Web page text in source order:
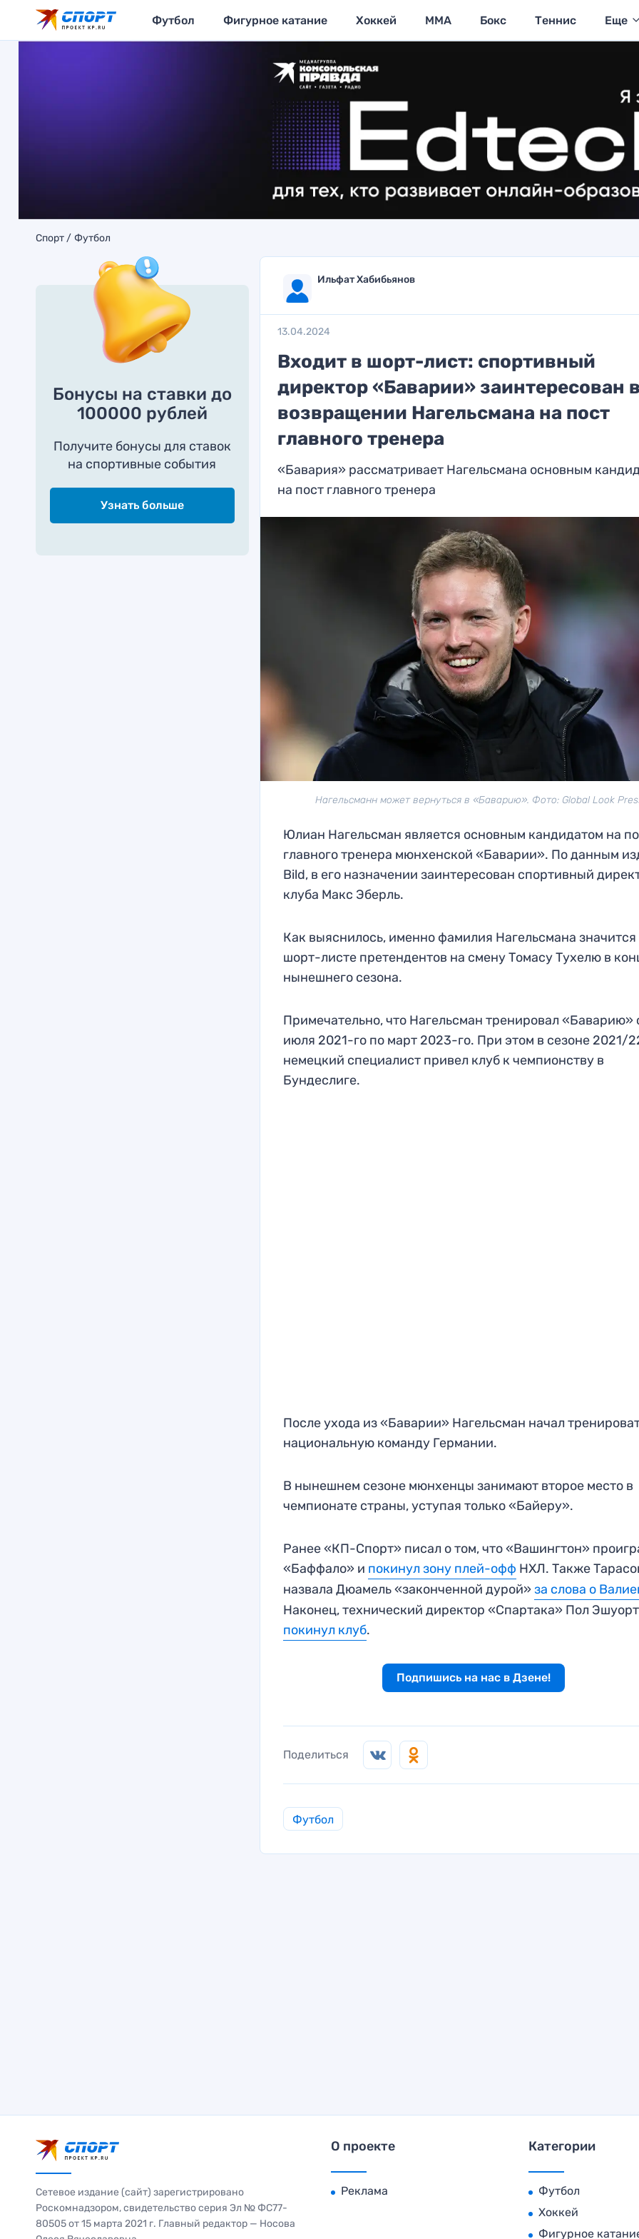
Футбол Фигурное катание Хоккей MMA Бокс Теннис Еще
Спорт Футбол
Бонусы на ставки до
100000 рублей
Получите бонусы для ставок
на спортивные события
Узнать больше
Ильфат Хабибьянов
13.04.2024
Входит в шорт-лист: спортивный
директор «Баварии» заинтересован
возвращении Нагельсмана на пост
главного тренера
«Бавария» рассматривает Нагельсмана основным
на пост главного тренера
Нагельсманн может вернуться в «Баварию». Фото: Global Look
Юлиан Нагельсман является основным кандидатом на
главного тренера мюнхенской «Баварии». По данным
Bild, в его назначении заинтересован спортивный
клуба Макс Эберль.
Как выяснилось, именно фамилия Нагельсмана значится
шорт-листе претендентов на смену Томасу Тухелю в
нынешнего сезона.
Примечательно, что Нагельсман тренировал «Баварию»
июля 2021-го по март 2023-го. При этом в сезоне 2021/
немецкий специалист привел клуб к чемпионству в
Бундеслиге.
После ухода из «Баварии» Нагельсман начал
национальную команду Германии.
В нынешнем сезоне мюнхенцы занимают второе место в
чемпионате страны, уступая только «Байеру».
Ранее «КП-Спорт» писал о том, что «Вашингтон»
«Баффало» и покинул зону плей-офф НХЛ. Также
назвала Дюамель «законченной дурой»за слова о
Наконец, технический директор «Спартака» Пол Эшуорт
покинул клуб.
Подпишись на нас в Дзене!
Поделиться
Футбол
Сетевое издание (сайт) зарегистрировано
Роскомнадзором, свидетельство серия Эл № ФС77-
80505 от 15 марта 2021 г. Главный редактор — Носова
О проекте
Реклама
Категории
Футбол
Хоккей
Фигурное